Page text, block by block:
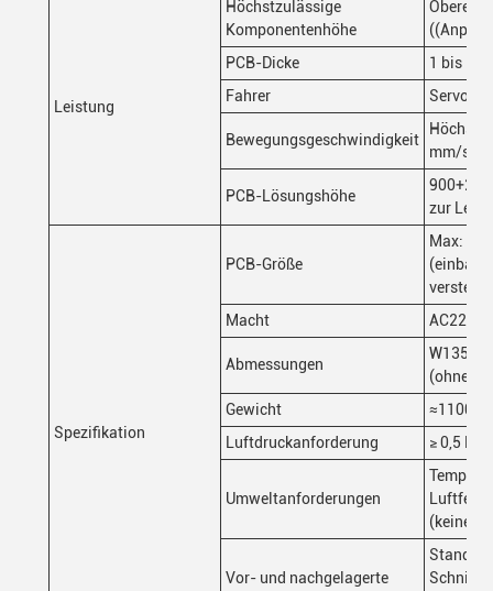
Leistung
Höchstzulässige
Komponentenhöhe
Oberer
PCB-Dicke
1 bis 5
Fahrer
Bewegungsgeschwindigkeit
mm/s
PCB-Lösungshöhe
900+20
zur
Spezifikation
PCB-Größe
Max:
Macht
Abmessungen
(ohne
Gewicht
≈1100KG
Luftdruckanforderung
≥ 0,5
Umweltanforderungen
(keine
Vor- und nachgelagerte